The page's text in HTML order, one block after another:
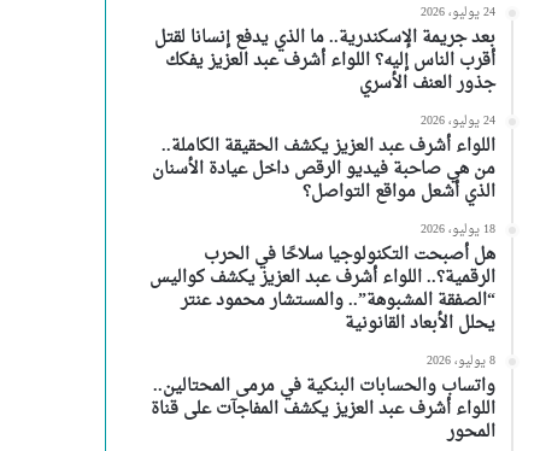
24 يوليو، 2026
بعد جريمة الإسكندرية.. ما الذي يدفع إنسانا لقتل
أقرب الناس إليه؟ اللواء أشرف عبد العزيز يفكك
جذور العنف الأسري
24 يوليو، 2026
اللواء أشرف عبد العزيز يكشف الحقيقة الكاملة..
من هي صاحبة فيديو الرقص داخل عيادة الأسنان
الذي أشعل مواقع التواصل؟
18 يوليو، 2026
هل أصبحت التكنولوجيا سلاحًا في الحرب
الرقمية؟.. اللواء أشرف عبد العزيز يكشف كواليس
“الصفقة المشبوهة”.. والمستشار محمود عنتر
يحلل الأبعاد القانونية
8 يوليو، 2026
واتساب والحسابات البنكية في مرمى المحتالين..
اللواء أشرف عبد العزيز يكشف المفاجآت على قناة
المحور